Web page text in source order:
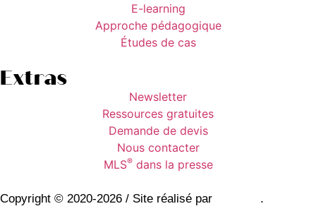
E-learning
Approche pédagogique
Études de cas
Extras
Newsletter
Ressources gratuites
Demande de devis
Nous contacter
MLS®dans la presse
Copyright © 2020-2026 / Site réalisé par .